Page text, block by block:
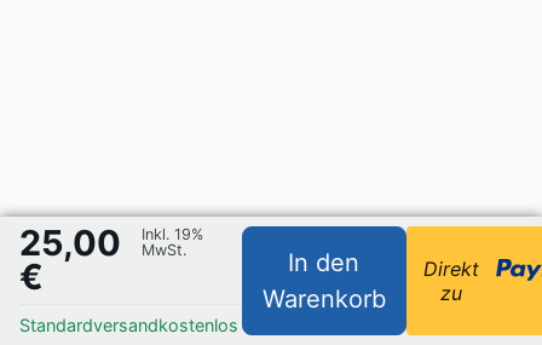
25,00
€
Inkl. 19%
MwSt.
Standardversandkostenlos
In den
Warenkorb
Direkt
zu